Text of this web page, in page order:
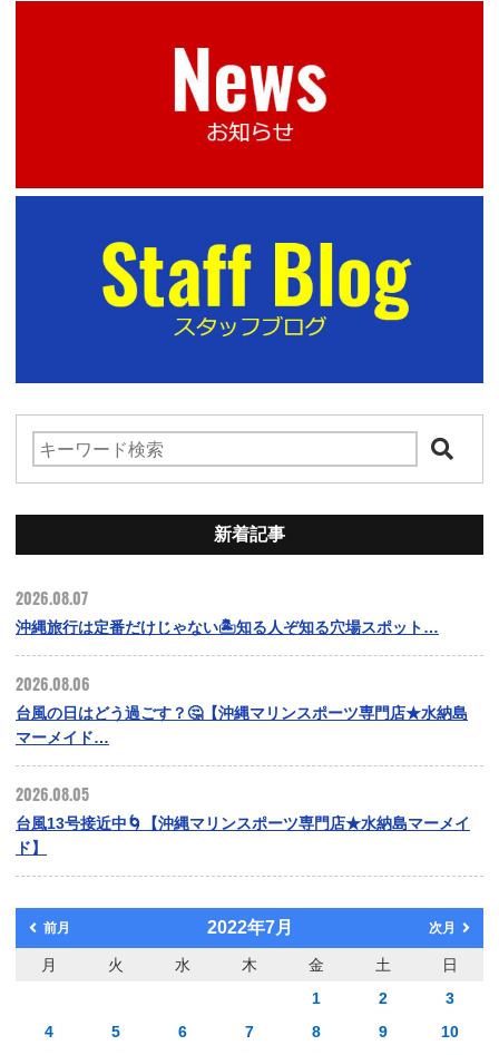
新着記事
2026.08.07
沖縄旅行は定番だけじゃない🏝️知る人ぞ知る穴場スポット…
2026.08.06
台風の日はどう過ごす？🤔【沖縄マリンスポーツ専門店★水納島
マーメイド…
2026.08.05
台風13号接近中🌀【沖縄マリンスポーツ専門店★水納島マーメイ
ド】
前月 2022年7月 次月
月 火 水 木 金 土
日
1
2
3
4
5 6 7 8 9
10